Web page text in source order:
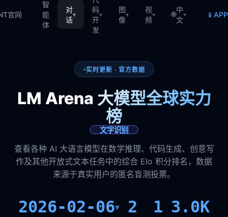
官网
智
能
体
对
话
▾
码
开
发
▾
图
像
▾
视
频
▾ 🌐
中
文
▾ 📱
实时更新 · 官方数据
LM Arena 大模型全球实力
榜
文字识别
查看各种 AI 大语言模型在数学推理、代码生成、创意写
作及其他开放式文本任务中的综合 Elo 积分排名，数据
来源于真实用户的匿名盲测投票。
2026-02-06▾ 2 1 3.0K